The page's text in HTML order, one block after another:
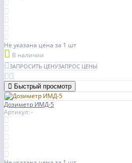
Не указана цена за 1 шт
В наличии
ЗАПРОСИТЬ ЦЕНУЗАПРОС ЦЕНЫ
Быстрый просмотр
Дозиметр ИМД-5
Артикул: -